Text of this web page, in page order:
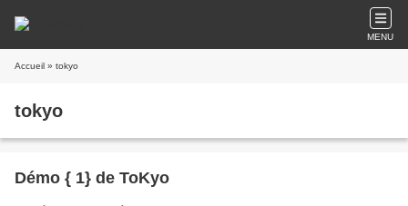
MENU
Accueil » tokyo
tokyo
Démo { 1} de ToKyo